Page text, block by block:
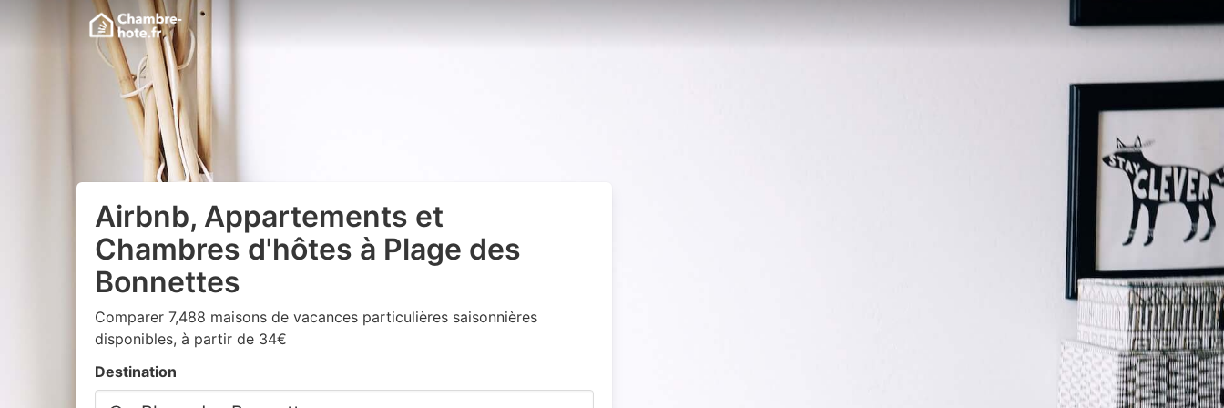
Airbnb, Appartements et
Chambres d'hôtes à Plage des
Bonnettes
Comparer 7,488 maisons de vacances particulières saisonnières
disponibles, à partir de 34€
Destination